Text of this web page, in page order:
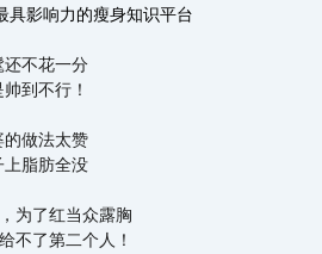
具影响力的瘦身知识平台
还不花一分
到不行！
的做法太赞
上脂肪全没
为了红当众露胸
不了第二个人！